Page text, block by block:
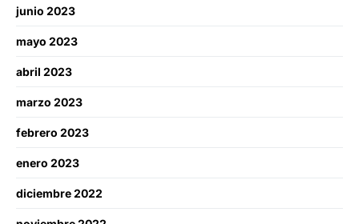
junio 2023
mayo 2023
abril 2023
marzo 2023
febrero 2023
enero 2023
diciembre 2022